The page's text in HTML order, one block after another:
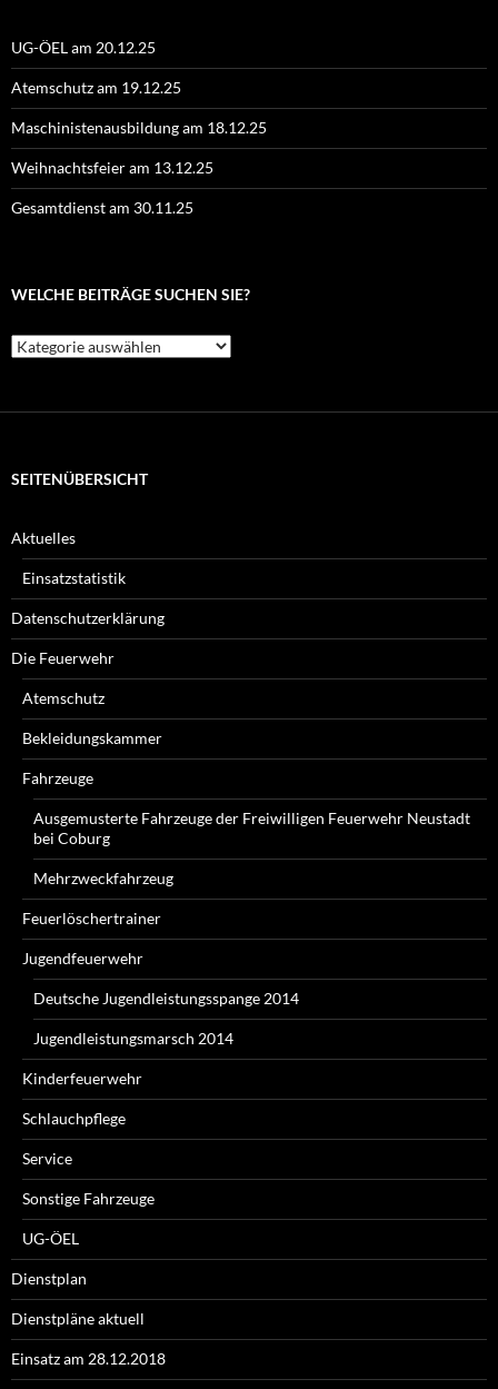
UG-ÖEL am 20.12.25
Atemschutz am 19.12.25
Maschinistenausbildung am 18.12.25
Weihnachtsfeier am 13.12.25
Gesamtdienst am 30.11.25
WELCHE BEITRÄGE SUCHEN SIE?
Welche
Beiträge
SEITENÜBERSICHT
Aktuelles
Einsatzstatistik
Datenschutzerklärung
Die Feuerwehr
Atemschutz
Bekleidungskammer
Fahrzeuge
Ausgemusterte Fahrzeuge der Freiwilligen Feuerwehr Neustadt
bei Coburg
Mehrzweckfahrzeug
Feuerlöschertrainer
Jugendfeuerwehr
Deutsche Jugendleistungsspange 2014
Jugendleistungsmarsch 2014
Kinderfeuerwehr
Schlauchpflege
Service
Sonstige Fahrzeuge
UG-ÖEL
Dienstplan
Dienstpläne aktuell
Einsatz am 28.12.2018